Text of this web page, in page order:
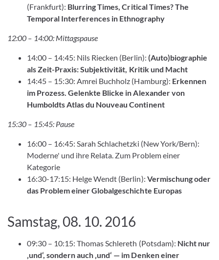
(Frankfurt): Blurring Times, Critical Times? The
Temporal Interferences in Ethnography
12:00 – 14:00: Mittagspause
14:00 – 14:45: Nils Riecken (Berlin): (Auto)biographie
als Zeit-Praxis: Subjektivität, Kritik und Macht
14:45 – 15:30: Amrei Buchholz (Hamburg): Erkennen
im Prozess. Gelenkte Blicke in Alexander von
Humboldts Atlas du Nouveau Continent
15:30 – 15:45: Pause
16:00 – 16:45: Sarah Schlachetzki (New York/Bern):
Moderne' und ihre Relata. Zum Problem einer
Kategorie
16:30-17:15: Helge Wendt (Berlin): Vermischung oder
das Problem einer Globalgeschichte Europas
Samstag, 08. 10. 2016
09:30 – 10:15: Thomas Schlereth (Potsdam): Nicht nur
‚und‘, sondern auch ‚und‘ — im Denken einer